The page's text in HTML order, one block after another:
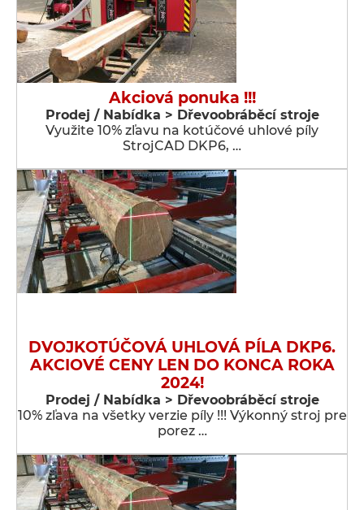
Akciová ponuka !!!
Prodej / Nabídka > Dřevoobráběcí stroje
Využite 10% zľavu na kotúčové uhlové píly
StrojCAD DKP6, …
DVOJKOTÚČOVÁ UHLOVÁ PÍLA DKP6.
AKCIOVÉ CENY LEN DO KONCA ROKA
2024!
Prodej / Nabídka > Dřevoobráběcí stroje
10% zľava na všetky verzie píly !!! Výkonný stroj pre
porez …